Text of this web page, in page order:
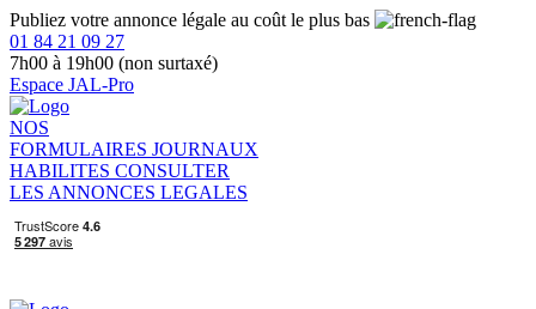
Publiez votre annonce légale au coût le plus bas
01 84 21 09 27
7h00 à 19h00 (non surtaxé)
Espace JAL-Pro
NOS
FORMULAIRES JOURNAUX
HABILITES CONSULTER
LES ANNONCES LEGALES